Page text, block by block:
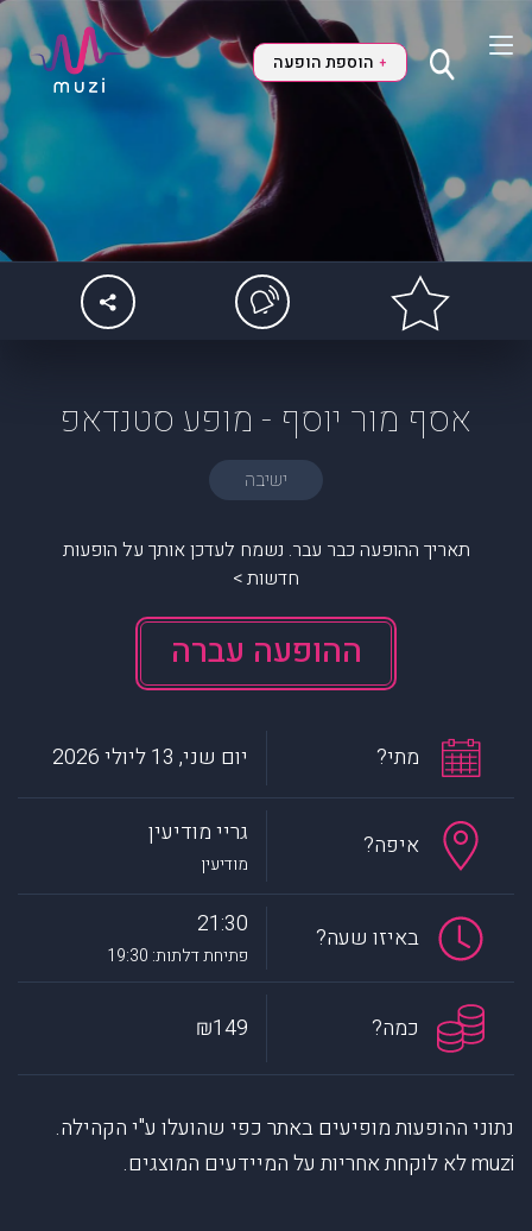
+ הוספת הופעה
אסף מור יוסף - מופע סטנדאפ
ישיבה
תאריך ההופעה כבר עבר. נשמח לעדכן אותך על הופעות
חדשות >
ההופעה עברה
מתי? יום שני, 13 ליולי 2026
איפה? גריי מודיעין
מודיעין
באיזו שעה? 21:30
פתיחת דלתות: 19:30
כמה? ₪149
נתוני ההופעות מופיעים באתר כפי שהועלו ע"י הקהילה.
muzi לא לוקחת אחריות על המיידעים המוצגים.